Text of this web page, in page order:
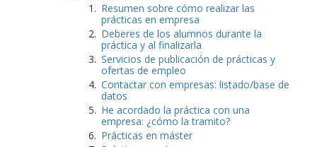
Resumen sobre cómo realizar las
prácticas en empresa
Deberes de los alumnos durante la
práctica y al finalizarla
Servicios de publicación de prácticas y
ofertas de empleo
Contactar con empresas: listado/base de
datos
He acordado la práctica con una
empresa: ¿cómo la tramito?
Prácticas en máster